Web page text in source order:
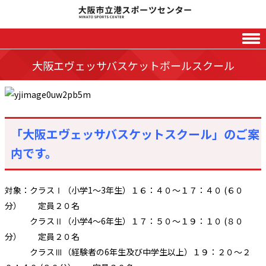
大阪エヴェッサバスケットボールスクール
「大阪エヴェッサバスケットスクール」のご案
内です。
対象：クラスⅠ（小学1～3年生）１６：４０～１７：４０ (６０
分） 定員２０名
クラスⅡ（小学4～6年生）１７：５０～１９：１０ (８０
分） 定員２０名
クラスⅢ（経験者の6年生及び中学生以上）１９：２０～２